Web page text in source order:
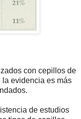
con cepillos de
evidencia es más
de estudios